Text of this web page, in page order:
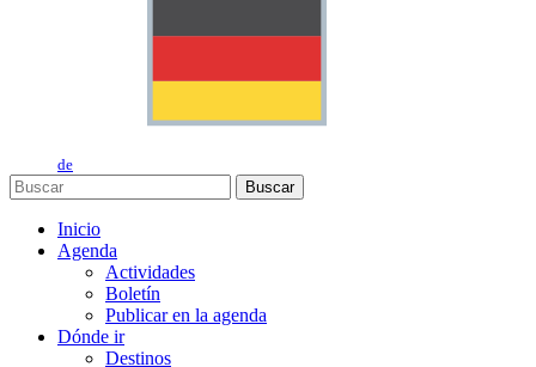
de
Buscar
Inicio
Agenda
Actividades
Boletín
Publicar en la agenda
Dónde ir
Destinos